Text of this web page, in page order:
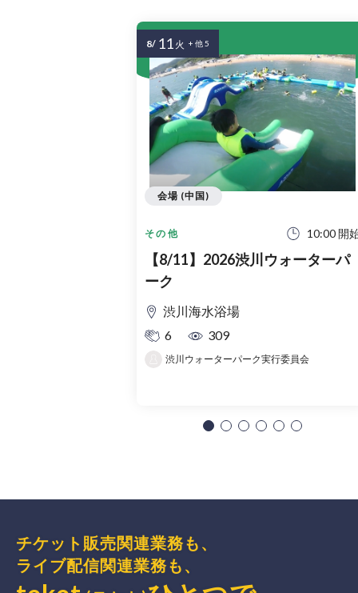
その他 10:00 開
【8/11】2026渋川ウォーターパ
ーク
渋川海水浴場
6
309
渋川ウォーターパーク実行委員会
会場 (中国)
8/ 11 火 + 他 5
チケット販売関連業務も、
ライブ配信関連業務も、